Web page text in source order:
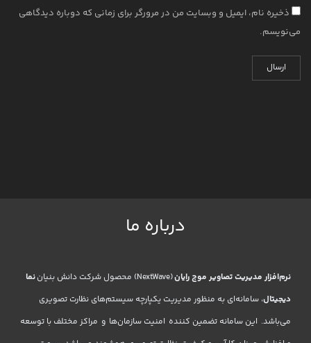
ذخیره نام، ایمیل و وبسایت من در مرورگر برای زمانی که دوباره دیدگاهی
می‌نویسم.
درباره ما
نرم‌افزار مدیریت تصاویر موج رایان(NextWave) محصول شرکت دانش بنیان
نما
دیجیتال، سامانه‌ای به منظور مدیریت یکپارچه سیستم‌های نظارت تصویری
می‌باشد. این سامانه تضمین کننده امنیت سازمان‌ها و مراکز مختلف با توسعه